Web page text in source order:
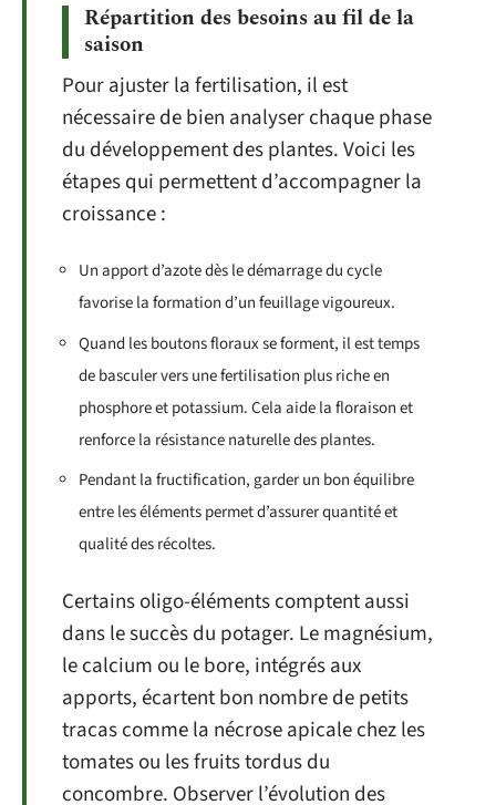
Répartition des besoins au fil de la
saison
Pour ajuster la fertilisation, il est
nécessaire de bien analyser chaque phase
du développement des plantes. Voici les
étapes qui permettent d’accompagner la
croissance :
Un apport d’azote dès le démarrage du cycle
favorise la formation d’un feuillage vigoureux.
Quand les boutons floraux se forment, il est temps
de basculer vers une fertilisation plus riche en
phosphore et potassium. Cela aide la floraison et
renforce la résistance naturelle des plantes.
Pendant la fructification, garder un bon équilibre
entre les éléments permet d’assurer quantité et
qualité des récoltes.
Certains oligo-éléments comptent aussi
dans le succès du potager. Le magnésium,
le calcium ou le bore, intégrés aux
apports, écartent bon nombre de petits
tracas comme la nécrose apicale chez les
tomates ou les fruits tordus du
concombre. Observer l’évolution des